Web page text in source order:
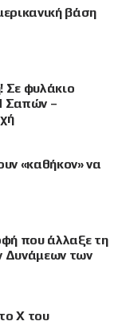
βάση
Σε φυλάκιο
Σαπών –
«καθήκον» να
που άλλαξε τη
Δυνάμεων των
X του